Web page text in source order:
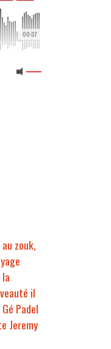
00:07
zouk,
il
Padel
Jeremy